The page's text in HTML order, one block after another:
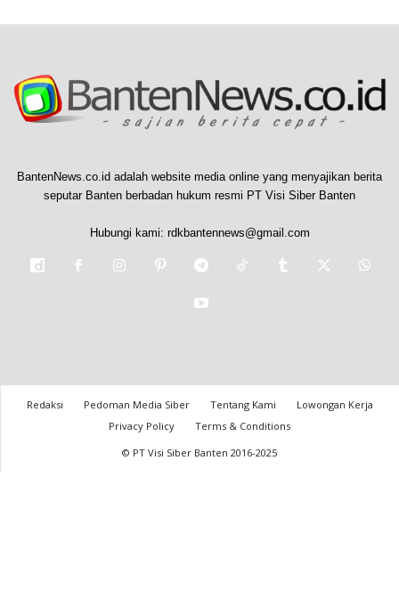
BantenNews.co.id adalah website media online yang menyajikan berita
seputar Banten berbadan hukum resmi PT Visi Siber Banten
Hubungi kami: rdkbantennews@gmail.com
Redaksi Pedoman Media Siber Tentang Kami
Lowongan Kerja
Privacy Policy
Terms & Conditions
© PT Visi Siber Banten 2016-2025